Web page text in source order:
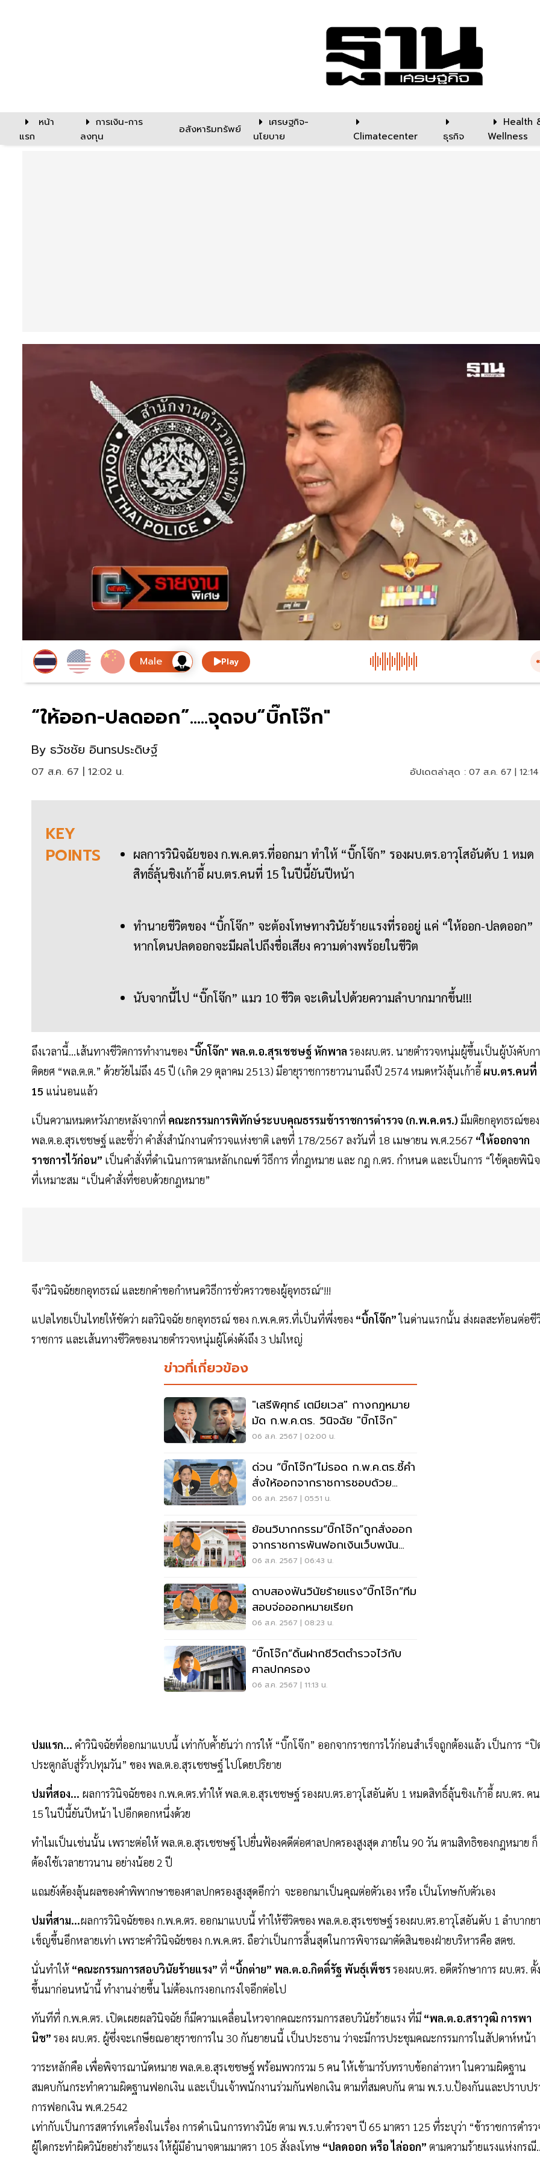
หน้า
แรก
การเงิน-การ
ลงทุน
อสังหาริมทรัพย์
เศรษฐกิจ-
นโยบาย
Climatecenter ธุรกิจ
Health
Wellness
Play
“ให้ออก-ปลดออก”.....จุดจบ“บิ๊กโจ๊ก"
By ธวัชชัย อินทรประดิษฐ์
07 ส.ค. 67 | 12:02 น. อัปเดตล่าสุด : 07 ส.ค. 67 |
KEY
POINTS
ผลการวินิจฉัยของ ก.พ.ค.ตร.ที่ออกมา ทำให้ “บิ๊กโจ๊ก” รองผบ.ตร.อาวุโสอันดับ 1 หมด
สิทธิ์ลุ้นชิงเก้าอี้ ผบ.ตร.คนที่ 15 ในปีนี้ยันปีหน้า
ทำนายชีวิตของ “บิ้กโจ๊ก” จะต้องโทษทางวินัยร้ายแรงที่รออยู่ แค่ “ให้ออก-ปลดออก”
หากโดนปลดออกจะมีผลไปถึงชื่อเสียง ความด่างพร้อยในชีวิต
นับจากนี้ไป “บิ๊กโจ๊ก” แมว 10 ชีวิต จะเดินไปด้วยความลำบากมากขึ้น!!!
ถึงเวลานี้...เส้นทางชีวิตการทำงานของ "บิ๊กโจ๊ก" พล.ต.อ.สุรเชชษฐ์ หักพาล รองผบ.ตร. นายตำรวจหนุ่มผู้ขึ้นเป็นผู้บังคับก
ติดยศ “พล.ต.ต.” ด้วยวัยไม่ถึง 45 ปี (เกิด 29 ตุลาคม 2513) มีอายุราชการยาวนานถึงปี 2574 หมดหวังลุ้นเก้าอี้ ผบ.ตร.คนที่
15 แน่นอนแล้ว
เป็นความหมดหวังภายหลังจากที่ คณะกรรมการพิทักษ์ระบบคุณธรรมข้าราชการตำรวจ (ก.พ.ค.ตร.) มีมติยกอุทธรณ์ของ
พล.ต.อ.สุรเชชษฐ์ และชี้ว่า คำสั่งสำนักงานตำรวจแห่งชาติ เลขที่ 178/2567 ลงวันที่ 18 เมษายน พ.ศ.2567 “ให้ออกจาก
ราชการไว้ก่อน” เป็นคำสั่งที่ดำเนินการตามหลักเกณฑ์ วิธีการ ที่กฎหมาย และ กฎ ก.ตร. กำหนด และเป็นการ “ใช้ดุลยพินิ
ที่เหมาะสม “เป็นคำสั่งที่ชอบด้วยกฎหมาย”
จึง"วินิจฉัยยกอุทธรณ์ และยกคำขอกำหนดวิธีการชั่วคราวของผู้อุทธรณ์"!!!
แปลไทยเป็นไทยให้ชัดว่า ผลวินิจฉัย ยกอุทธรณ์ ของ ก.พ.ค.ตร.ที่เป็นที่พึ่งของ “บิ้กโจ๊ก”ในด่านแรกนั้น ส่งผลสะท้อนต่อชี
ราชการ และเส้นทางชีวิตของนายตำรวจหนุ่มผู้โด่งดังถึง 3 ปมใหญ่
ข่าวที่เกี่ยวข้อง
"เสรีพิศุทธ์ เตมียเวส" กางกฎหมาย
มัด ก.พ.ค.ตร. วินิจฉัย "บิ๊กโจ๊ก"
06 ส.ค. 2567 | 02:00 น.
ด่วน “บิ๊กโจ๊ก”ไม่รอด ก.พ.ค.ตร.ชี้คำ
สั่งให้ออกจากราชการชอบด้วย
กฎหมาย
06 ส.ค. 2567 | 05:51 น.
ย้อนวิบากกรรม“บิ๊กโจ๊ก”ถูกสั่งออก
จากราชการพันฟอกเงินเว็บพนัน
ออนไลน์
06 ส.ค. 2567 | 06:43 น.
ดาบสองฟันวินัยร้ายแรง“บิ๊กโจ๊ก”ทีม
สอบจ่อออกหมายเรียก
06 ส.ค. 2567 | 08:23 น.
“บิ๊กโจ๊ก”ดิ้นฝากชีวิตตำรวจไว้กับ
ศาลปกครอง
06 ส.ค. 2567 | 11:13 น.
ปมแรก... คำวินิจฉัยที่ออกมาแบบนี้ เท่ากับค้ำยันว่า การให้ “บิ๊กโจ๊ก” ออกจากราชการไว้ก่อนสำเร็จถูกต้องแล้ว เป็นการ “ปิ
ประตูกลับสู่รั้วปทุมวัน” ของ พล.ต.อ.สุรเชชษฐ์ ไปโดยปริยาย
ปมที่สอง... ผลการวินิจฉัยของ ก.พ.ค.ตร.ทำให้ พล.ต.อ.สุรเชชษฐ์ รองผบ.ตร.อาวุโสอันดับ 1 หมดสิทธิ์ลุ้นชิงเก้าอี้ ผบ.ตร. ค
15 ในปีนี้ยันปีหน้า ไปอีกดอกหนึ่งด้วย
ทำไมเป็นเช่นนั้น เพราะต่อให้ พล.ต.อ.สุรเชชษฐ์ ไปยื่นฟ้องคดีต่อศาลปกครองสูงสุด ภายใน 90 วัน ตามสิทธิของกฎหมาย ก็
ต้องใช้เวลายาวนาน อย่างน้อย 2 ปี
แถมยังต้องลุ้นผลของคำพิพากษาของศาลปกครองสูงสุดอีกว่า จะออกมาเป็นคุณต่อตัวเอง หรือ เป็นโทษกับตัวเอง
ปมที่สาม...ผลการวินิจฉัยของ ก.พ.ค.ตร. ออกมาแบบนี้ ทำให้ชีวิตของ พล.ต.อ.สุรเชชษฐ์ รองผบ.ตร.อาวุโสอันดับ 1 ลำบากย
เข็ญขึ้นอีกหลายเท่า เพราะคำวินิจฉัยของ ก.พ.ค.ตร. ถือว่าเป็นการสิ้นสุดในการพิจารณาตัดสินของฝ่ายบริหารคือ สตช.
นั่นทำให้ “คณะกรรมการสอบวินัยร้ายแรง” ที่ “บิ้กต่าย” พล.ต.อ.กิตติ์รัฐ พันธุ์เพ็ชรรองผบ.ตร. อดีตรักษาการ ผบ.ตร. ตั้ง
ขึ้นมาก่อนหน้านี้ ทำงานง่ายขึ้น ไม่ต้องเกรงอกเกรงใจอีกต่อไป
ทันทีที่ ก.พ.ค.ตร. เปิดเผยผลวินิจฉัย ก็มีความเคลื่อนไหวจากคณะกรรมการสอบวินัยร้ายแรง ที่มี “พล.ต.อ.สราวุฒิ การพา
นิช” รอง ผบ.ตร. ผู้ซึ่งจะเกษียณอายุราชการใน 30 กันยายนนี้ เป็นประธาน ว่าจะมีการประชุมคณะกรรมการในสัปดาห์หน้า
วาระหลักคือ เพื่อพิจารณานัดหมาย พล.ต.อ.สุรเชชษฐ์ พร้อมพวกรวม 5 คน ให้เข้ามารับทราบข้อกล่าวหา ในความผิดฐาน
สมคบกันกระทำความผิดฐานฟอกเงิน และเป็นเจ้าพนักงานร่วมกันฟอกเงิน ตามที่สมคบกัน ตาม พ.ร.บ.ป้องกันและปราบปร
การฟอกเงิน พ.ศ.2542
เท่ากับเป็นการสตาร์ทเครื่องในเรื่อง การดำเนินการทางวินัย ตาม พ.ร.บ.ตำรวจฯ ปี 65 มาตรา 125 ที่ระบุว่า “ข้าราชการตำร
ผู้ใดกระทำผิดวินัยอย่างร้ายแรง ให้ผู้มีอำนาจตามมาตรา 105 สั่งลงโทษ “ปลดออก หรือ ไล่ออก” ตามความร้ายแรงแห่งกรณี